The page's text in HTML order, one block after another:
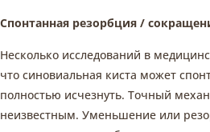
Спонтанная резорбция /
Несколько исследований в
что синовиальная киста может
полностью исчезнуть. Точный
неизвестным. Уменьшение или